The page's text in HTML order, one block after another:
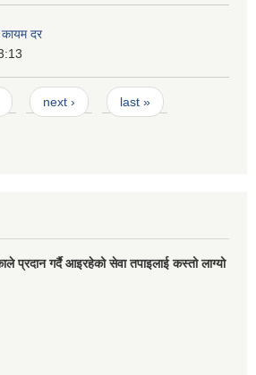
कायम दर
next › last »
प्रदान गर्दै आइरहेको सेवा तपाइलाई कस्तो लाग्यो